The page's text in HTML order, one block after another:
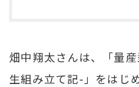
畑中翔太さんは、「量
生組み立て記-」をはじ